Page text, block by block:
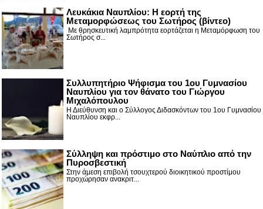
Λευκάκια Ναυπλίου: Η εορτή της
Μεταμορφώσεως του Σωτήρος (βίντεο)
Με θρησκευτική λαμπρότητα εορτάζεται η Μεταμόρφωση του
Σωτήρος σ...
Συλλυπητήριο Ψήφισμα του 1ου Γυμνασίου
Ναυπλίου για τον θάνατο του Γιώργου
Μιχαλόπουλου
Η Διεύθυνση και ο Σύλλογος Διδασκόντων του 1ου Γυμνασίου
Ναυπλίου εκφρ...
Σύλληψη και πρόστιμο στο Ναύπλιο από την
Πυροσβεστική
Στην άμεση επιβολή τσουχτερού διοικητικού προστίμου
προχώρησαν ανακριτ...